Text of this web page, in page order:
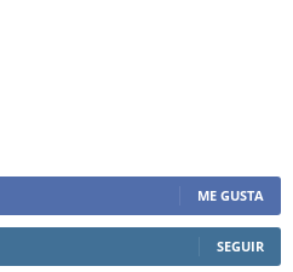
ME GUSTA
SEGUIR